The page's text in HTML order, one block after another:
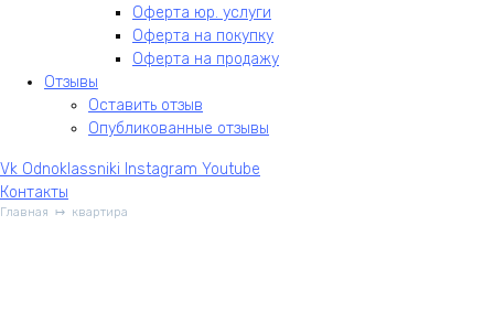
Оферта юр. услуги
Оферта на покупку
Оферта на продажу
Отзывы
Оставить отзыв
Опубликованные отзывы
Vk Odnoklassniki Instagram Youtube
Контакты
Главная квартира